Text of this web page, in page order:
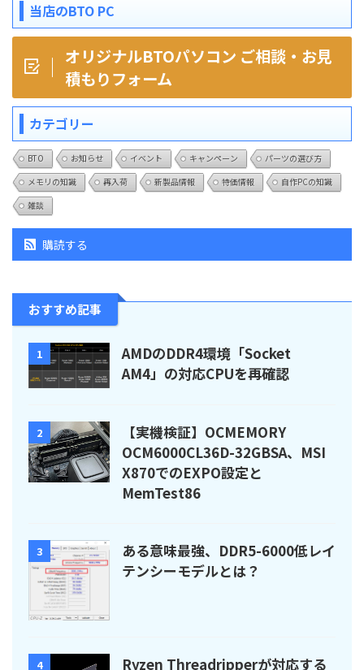
当店のBTO PC
オリジナルBTOパソコン ご相談・お見
積もりフォーム
カテゴリー
BTO お知らせ イベント キャンペーン
パーツの選び方
メモリの知識
再入荷 新製品情報 特価情報
自作PCの知識
雑談
購読する
おすすめ記事
1
AMDのDDR4環境「Socket
AM4」の対応CPUを再確認
2
【実機検証】OCMEMORY
OCM6000CL36D-32GBSA、MSI
X870でのEXPO設定と
MemTest86
3
ある意味最強、DDR5-6000低レイ
テンシーモデルとは？
4 Ryzen Threadripperが対応する